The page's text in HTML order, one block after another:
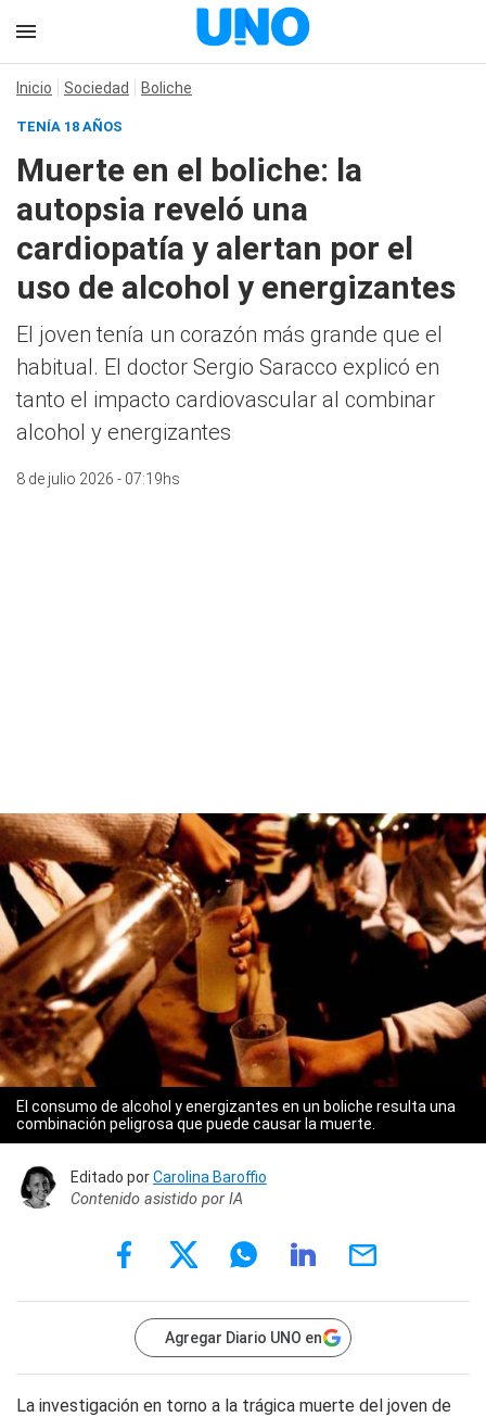
Inicio Sociedad Boliche
TENÍA 18 AÑOS
Muerte en el boliche: la
autopsia reveló una
cardiopatía y alertan por el
uso de alcohol y energizantes
El joven tenía un corazón más grande que el
habitual. El doctor Sergio Saracco explicó en
tanto el impacto cardiovascular al combinar
alcohol y energizantes
8 de julio 2026 - 07:19hs
El consumo de alcohol y energizantes en un boliche resulta una
combinación peligrosa que puede causar la muerte.
Editado porCarolina Baroffio
Contenido asistido por IA
Agregar Diario UNO en
La investigación en torno a la trágica muerte del joven de